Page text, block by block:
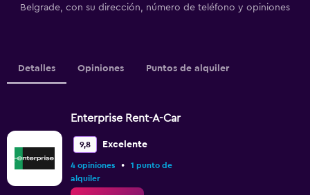
Belgrade, con su dirección, número de teléfono y opiniones
Detalles Opiniones Puntos de alquiler
Enterprise Rent-A-Car
9,8 Excelente
4 opiniones •
1 punto de
alquiler